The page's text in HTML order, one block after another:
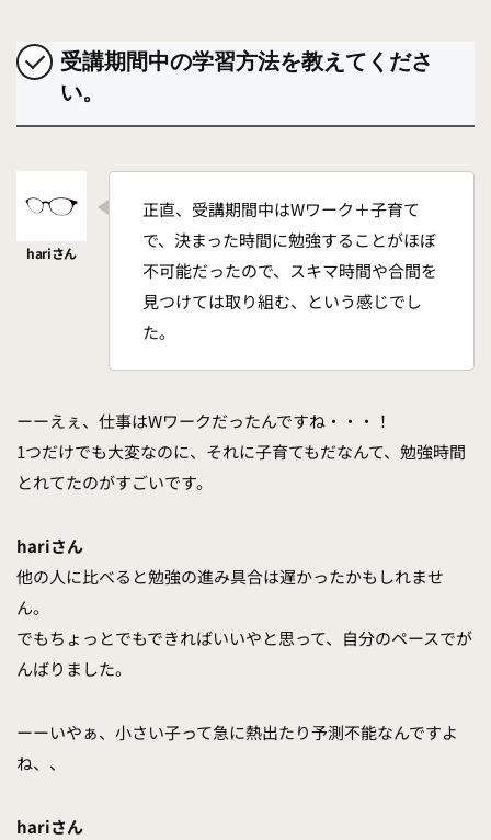
受講期間中の学習方法を教えてくださ
い。
正直、受講期間中はWワーク＋子育て
で、決まった時間に勉強することがほぼ
不可能だったので、スキマ時間や合間を
見つけては取り組む、という感じでし
た。
ーーえぇ、仕事はWワークだったんですね・・・！
1つだけでも大変なのに、それに子育てもだなんて、勉強時間
とれてたのがすごいです。
hariさん
他の人に比べると勉強の進み具合は遅かったかもしれませ
ん。
でもちょっとでもできればいいやと思って、自分のペースでが
んばりました。
ーーいやぁ、小さい子って急に熱出たり予測不能なんですよ
ね、、
hariさん